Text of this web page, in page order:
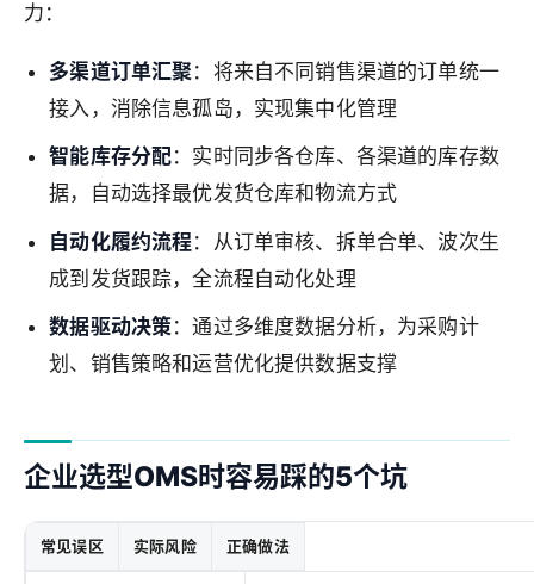
力：
多渠道订单汇聚：将来自不同销售渠道的订单统一
接入，消除信息孤岛，实现集中化管理
智能库存分配：实时同步各仓库、各渠道的库存数
据，自动选择最优发货仓库和物流方式
自动化履约流程 ：从订单审核、拆单合单、波次生
成到发货跟踪，全流程自动化处理
数据驱动决策：通过多维度数据分析，为采购计
划、销售策略和运营优化提供数据支撑
企业选型OMS时容易踩的5个坑
常见误区 实际风险 正确做法